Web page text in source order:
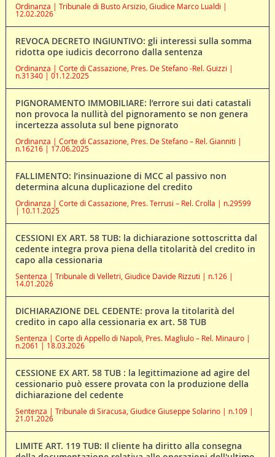
Ordinanza | Tribunale di Busto Arsizio, Giudice Marco Lualdi |
12.02.2026
REVOCA DECRETO INGIUNTIVO: gli interessi sulla somma
ridotta ope iudicis decorrono dalla sentenza
Ordinanza | Corte di Cassazione, Pres. De Stefano -Rel. Guizzi |
n.31340 | 01.12.2025
PIGNORAMENTO IMMOBILIARE: l’errore sui dati catastali
non provoca la nullità del pignoramento se non genera
incertezza assoluta sul bene pignorato
Ordinanza | Corte di Cassazione, Pres. De Stefano – Rel. Gianniti |
n.16216 | 17.06.2025
FALLIMENTO: l’insinuazione di MCC al passivo non
determina alcuna duplicazione del credito
Ordinanza | Corte di Cassazione, Pres. Terrusi – Rel. Crolla | n.29599
| 10.11.2025
CESSIONI EX ART. 58 TUB: la dichiarazione sottoscritta dal
cedente integra prova piena della titolarità del credito in
capo alla cessionaria
Sentenza | Tribunale di Velletri, Giudice Davide Rizzuti | n.126 |
14.01.2026
DICHIARAZIONE DEL CEDENTE: prova la titolarità del
credito in capo alla cessionaria ex art. 58 TUB
Sentenza | Corte di Appello di Napoli, Pres. Magliulo – Rel. Minauro |
n.2061 | 18.03.2026
CESSIONE EX ART. 58 TUB : la legittimazione ad agire del
cessionario può essere provata con la produzione della
dichiarazione del cedente
Sentenza | Tribunale di Siracusa, Giudice Giuseppe Solarino | n.109 |
21.01.2026
LIMITE ART. 119 TUB: Il cliente ha diritto alla consegna